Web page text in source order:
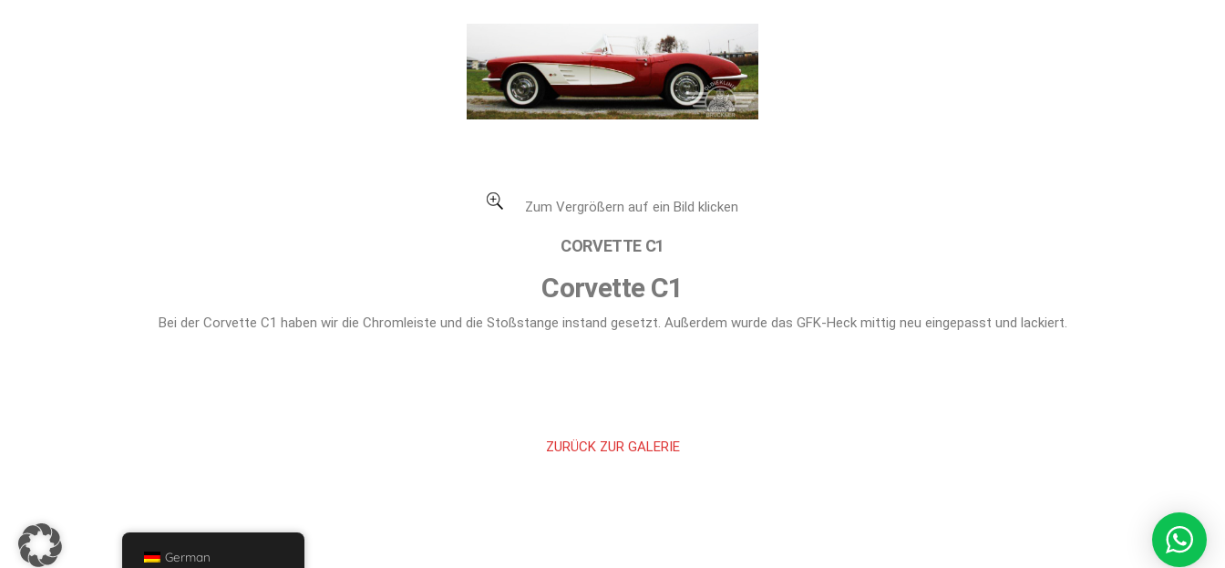
Zum Vergrößern auf ein Bild klicken
CORVETTE C1
Corvette C1
Bei der Corvette C1 haben wir die Chromleiste und die Stoßstange instand gesetzt. Außerdem wurde das GFK-Heck mittig neu eingepasst und lackiert.
ZURÜCK ZUR GALERIE
German